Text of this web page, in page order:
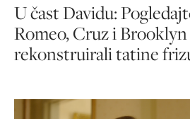
U čast Davidu:
Romeo, Cruz i
rekonstruirali tatine